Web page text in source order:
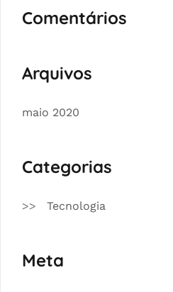
Comentários
Arquivos
maio 2020
Categorias
Tecnologia
Meta